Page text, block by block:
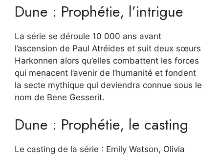
Dune : Prophétie, l’intrigue
La série se déroule 10 000 ans avant
l’ascension de Paul Atréides et suit deux sœurs
Harkonnen alors qu’elles combattent les forces
qui menacent l’avenir de l’humanité et fondent
la secte mythique qui deviendra connue sous le
nom de Bene Gesserit.
Dune : Prophétie, le casting
Le casting de la série : Emily Watson, Olivia